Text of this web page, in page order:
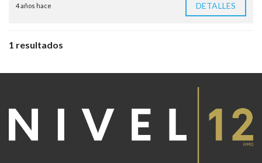
4 años hace DETALLES
1 resultados